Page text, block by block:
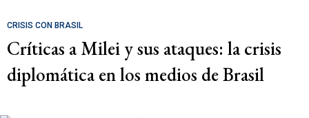
CRISIS CON BRASIL
Críticas a Milei y sus ataques: la crisis
diplomática en los medios de Brasil